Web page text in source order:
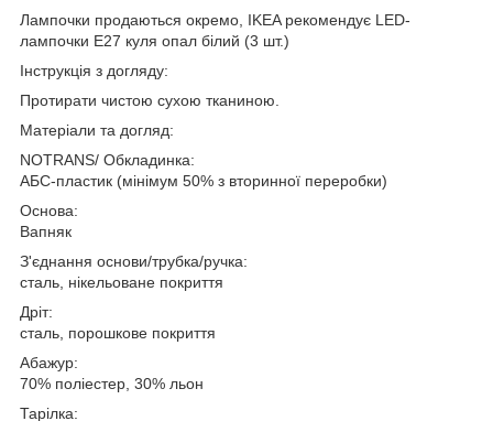
Лампочки продаються окремо, IKEA рекомендує LED-
лампочки E27 куля опал білий (3 шт.)
Інструкція з догляду:
Протирати чистою сухою тканиною.
Матеріали та догляд:
NOTRANS/ Обкладинка:
АБС-пластик (мінімум 50% з вторинної переробки)
Основа:
Вапняк
З'єднання основи/трубка/ручка:
сталь, нікельоване покриття
Дріт:
сталь, порошкове покриття
Абажур:
70% поліестер, 30% льон
Тарілка: